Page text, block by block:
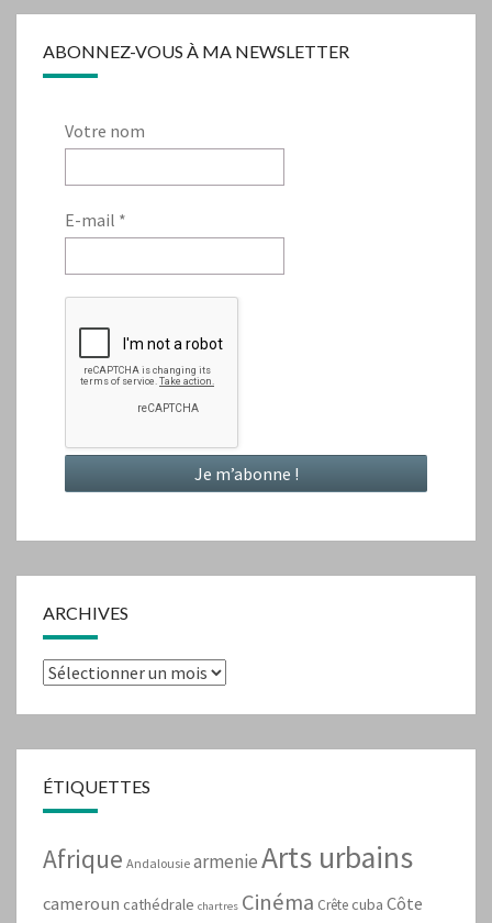
ABONNEZ-VOUS À MA NEWSLETTER
Votre nom
E-mail *
ARCHIVES
Archives
ÉTIQUETTES
Afrique Andalousie armenieArts urbains
cameroun cathédrale chartres Cinéma Crêtecuba Côte